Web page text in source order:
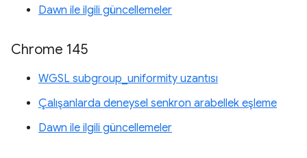
Dawn ile ilgili güncellemeler
Chrome 145
WGSL subgroup_uniformity uzantısı
Çalışanlarda deneysel senkron arabellek eşleme
Dawn ile ilgili güncellemeler